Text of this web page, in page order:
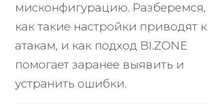
мисконфигурацию. Разберемся,
как такие настройки приводят к
атакам, и как подход BI.ZONE
помогает заранее выявить и
устранить ошибки.